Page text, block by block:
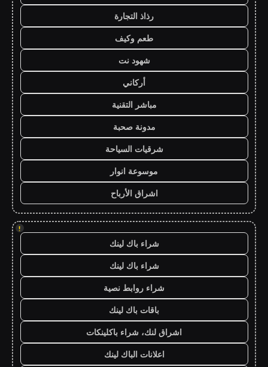
رذاذ التجارة
طعم وكيف
شهود نت
أركاني
مباشر التقنية
مدونة صحبة
شرقيات السياحة
موسوعة انوار
اشراق الأرباح
!
شراء باك لينك
شراء باك لينك
شراء روابط نصية
باقات باك لينك
اشراق لنك، شراء باكلينكات
اعلانات الباك لينك